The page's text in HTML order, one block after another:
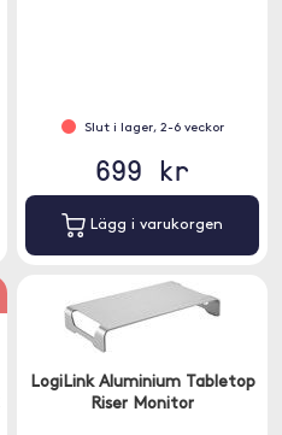
Slut i lager, 2-6 veckor
699 kr
Lägg i varukorgen
LogiLink Aluminium Tabletop
Riser Monitor